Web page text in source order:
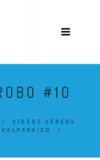
#10
VIDEOS AEREOS
/